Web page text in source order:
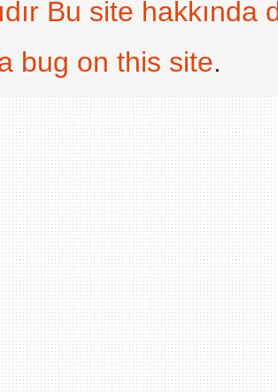
Bu site hakkında
bug on this site.